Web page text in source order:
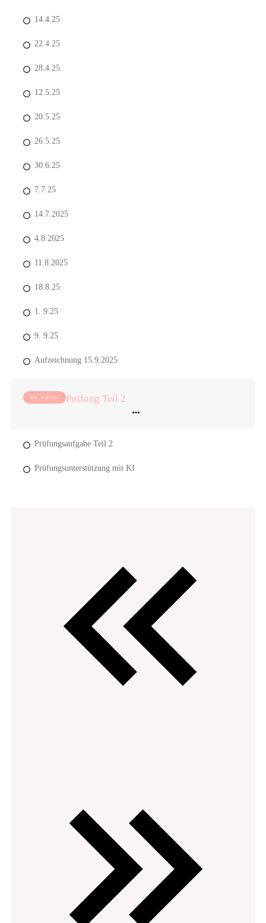
14.4.25
22.4.25
28.4.25
12.5.25
20.5.25
26.5.25
30.6.25
7.7.25
14.7.2025
4.8.2025
11.8.2025
18.8.25
1. 9.25
9. 9.25
Aufzeichnung 15.9.2025
No Label Prüfung Teil 2
Prüfungsaufgabe Teil 2
Prüfungsunterstützung mit KI